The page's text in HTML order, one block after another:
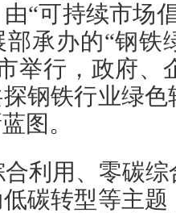
“可持续市场
承办的“钢铁
举行，政府、
钢铁行业绿
图。
利用、零碳
碳转型等主